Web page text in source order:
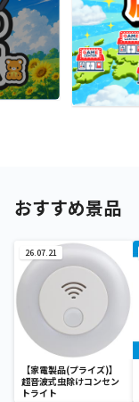
おすすめ景品
26.07.21
【家電製品(プライズ)】
超音波式虫除けコンセン
トライト